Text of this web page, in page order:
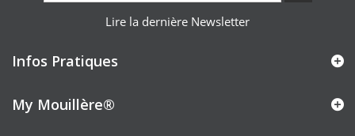
Lire la dernière Newsletter
Infos Pratiques
My Mouillère®